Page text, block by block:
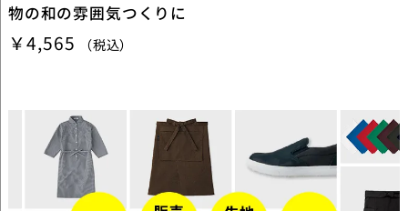
物の和の雰囲気つくりに
￥4,565 （税込）